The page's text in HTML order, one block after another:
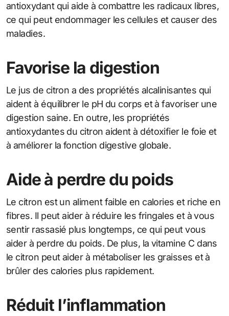
antioxydant qui aide à combattre les radicaux libres,
ce qui peut endommager les cellules et causer des
maladies.
Favorise la digestion
Le jus de citron a des propriétés alcalinisantes qui
aident à équilibrer le pH du corps et à favoriser une
digestion saine. En outre, les propriétés
antioxydantes du citron aident à détoxifier le foie et
à améliorer la fonction digestive globale.
Aide à perdre du poids
Le citron est un aliment faible en calories et riche en
fibres. Il peut aider à réduire les fringales et à vous
sentir rassasié plus longtemps, ce qui peut vous
aider à perdre du poids. De plus, la vitamine C dans
le citron peut aider à métaboliser les graisses et à
brûler des calories plus rapidement.
Réduit l’inflammation